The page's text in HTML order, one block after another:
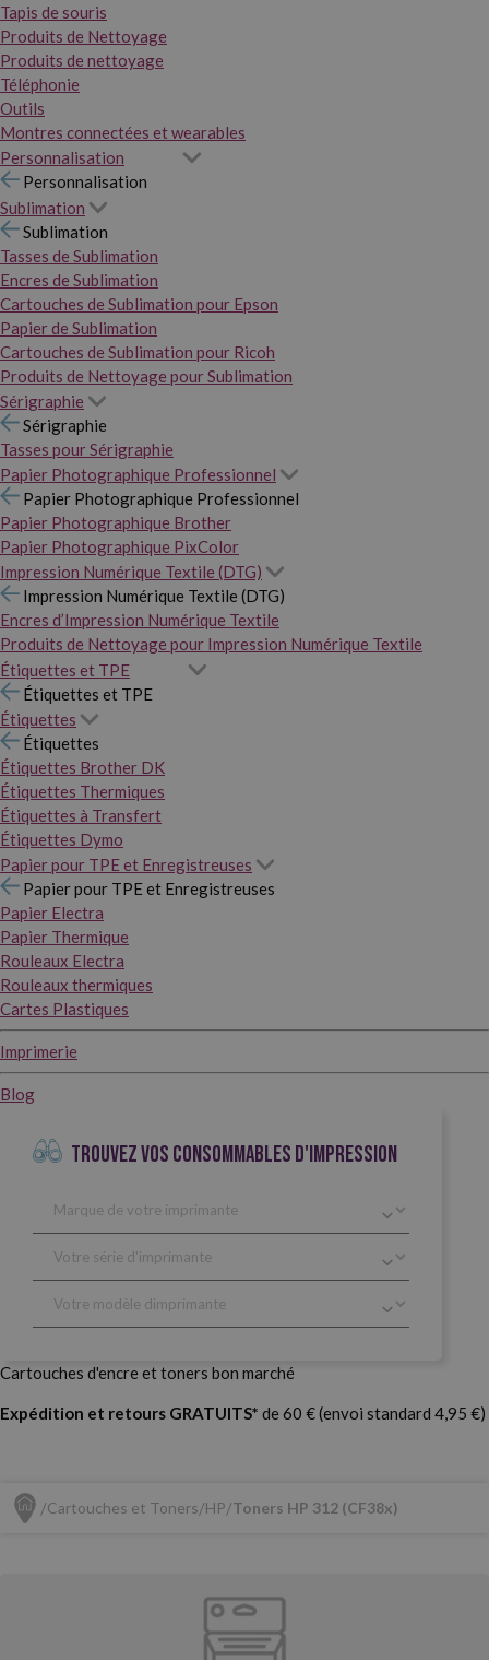
Tapis de souris
Produits de Nettoyage
Produits de nettoyage
Téléphonie
Outils
Montres connectées et wearables
Personnalisation
Personnalisation
Sublimation
Sublimation
Tasses de Sublimation
Encres de Sublimation
Cartouches de Sublimation pour Epson
Papier de Sublimation
Cartouches de Sublimation pour Ricoh
Produits de Nettoyage pour Sublimation
Sérigraphie
Sérigraphie
Tasses pour Sérigraphie
Papier Photographique Professionnel
Papier Photographique Professionnel
Papier Photographique Brother
Papier Photographique PixColor
Impression Numérique Textile (DTG)
Impression Numérique Textile (DTG)
Encres d’Impression Numérique Textile
Produits de Nettoyage pour Impression Numérique Textile
Étiquettes et TPE
Étiquettes et TPE
Étiquettes
Étiquettes
Étiquettes Brother DK
Étiquettes Thermiques
Étiquettes à Transfert
Étiquettes Dymo
Papier pour TPE et Enregistreuses
Papier pour TPE et Enregistreuses
Papier Electra
Papier Thermique
Rouleaux Electra
Rouleaux thermiques
Cartes Plastiques
Imprimerie
Blog
TROUVEZ VOS CONSOMMABLES D'IMPRESSION
Cartouches d'encre et toners bon marché
Expédition et retours GRATUITS* de 60 € (envoi standard 4,95 €)
Cartouches et Toners HP Toners HP 312 (CF38x)